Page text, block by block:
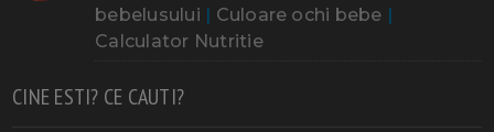
bebelusului | Culoare ochi bebe |
Calculator Nutritie
CINE ESTI? CE CAUTI?